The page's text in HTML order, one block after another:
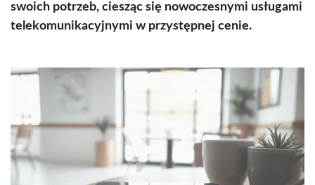
swoich potrzeb, ciesząc się nowoczesnymi usługami
telekomunikacyjnymi w przystępnej cenie.